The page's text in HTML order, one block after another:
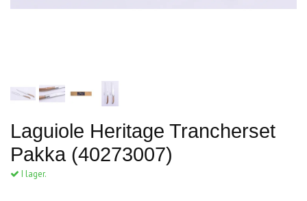
Laguiole Heritage Trancherset
Pakka (40273007)
I lager.